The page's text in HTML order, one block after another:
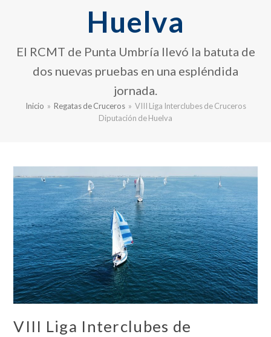
Huelva
El RCMT de Punta Umbría llevó la batuta de
dos nuevas pruebas en una espléndida
jornada.
Inicio » Regatas de Cruceros » VIII Liga Interclubes de Cruceros
Diputación de Huelva
VIII Liga Interclubes de